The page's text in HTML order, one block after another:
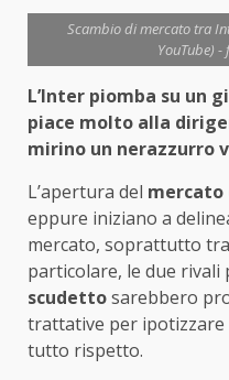
Scambio di mercato tra
YouTube)
L’Inter piomba su un
piace molto alla
mirino un nerazzurro
L’apertura del mercato
eppure iniziano a
mercato, soprattutto
particolare, le due rivali
scudettosarebbero
trattative per ipotizzare
tutto rispetto.